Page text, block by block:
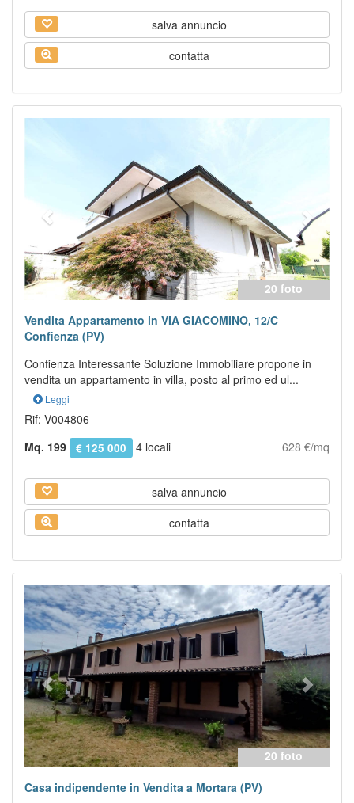
salva annuncio
contatta
20 foto
Vendita Appartamento in VIA GIACOMINO, 12/C
Confienza (PV)
Confienza Interessante Soluzione Immobiliare propone in
vendita un appartamento in villa, posto al primo ed ul...
Leggi
Rif: V004806
Mq. 199
€ 125 000 4 locali 628 €/mq
salva annuncio
contatta
20 foto
Previous Next
Casa indipendente in Vendita a Mortara (PV)